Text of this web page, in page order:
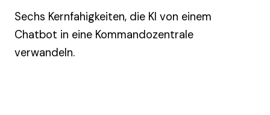
Sechs Kernfahigkeiten, die KI von einem
Chatbot in eine Kommandozentrale
verwandeln.